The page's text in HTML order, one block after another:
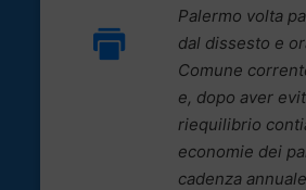
Palermo volta
dal dissesto e
Comune
e, dopo aver
riequilibrio
economie dei
cadenza